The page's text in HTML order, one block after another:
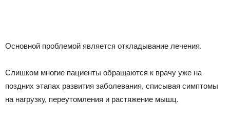
Основной проблемой является откладывание лечения.
Слишком многие пациенты обращаются к врачу уже на
поздних этапах развития заболевания, списывая симптомы
на нагрузку, переутомления и растяжение мышц.